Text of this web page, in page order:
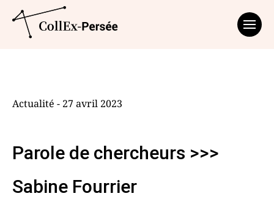
Actualité - 27 avril 2023
Parole de chercheurs >>>
Sabine Fourrier